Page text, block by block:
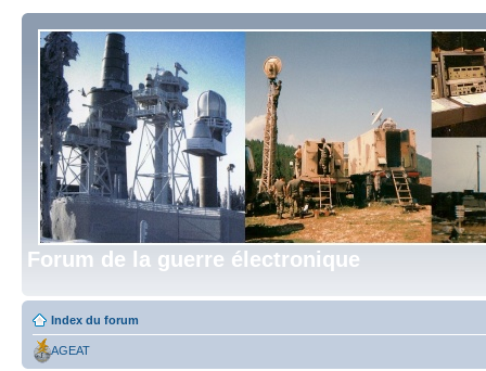
Forum de la guerre électronique
Index du forum
AGEAT